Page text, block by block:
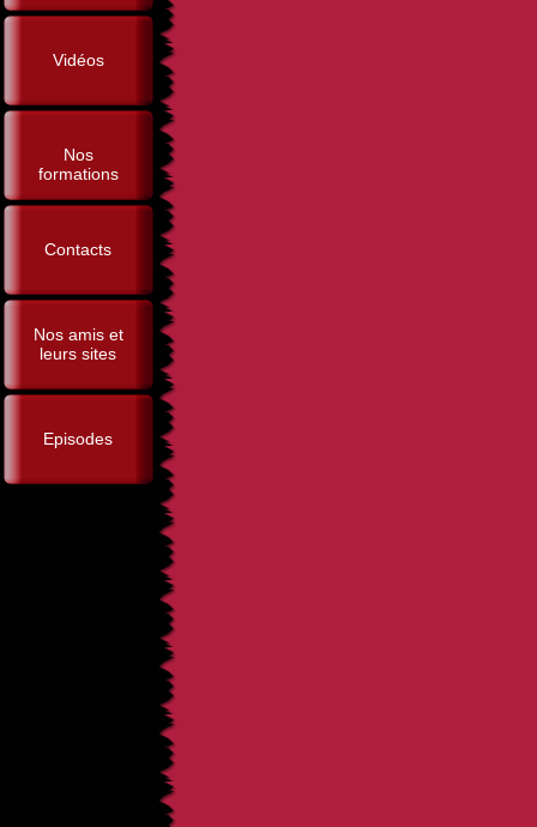
Vidéos
Nos
formations
Contacts
Nos amis et
leurs sites
Episodes